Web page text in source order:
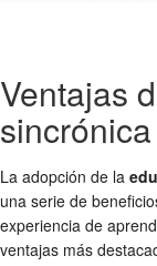
Ventajas
La adopción de la
una serie de
experiencia de
ventajas más